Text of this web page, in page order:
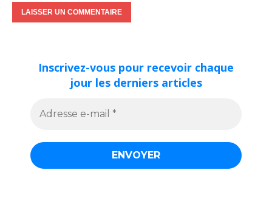
Inscrivez-vous pour recevoir chaque
jour les derniers articles